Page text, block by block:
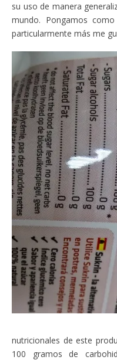
su uso de manera
mundo. Pongamos
particularmente más me
nutricionales de este
100 gramos de